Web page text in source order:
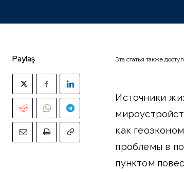
Paylaş Эта статья также
Источники
как
проблемы в
пунктом